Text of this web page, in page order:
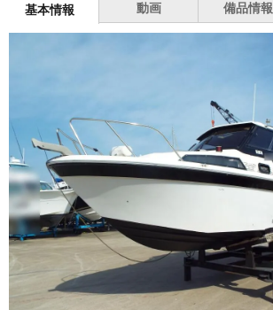
基本情報 動画 備品情報